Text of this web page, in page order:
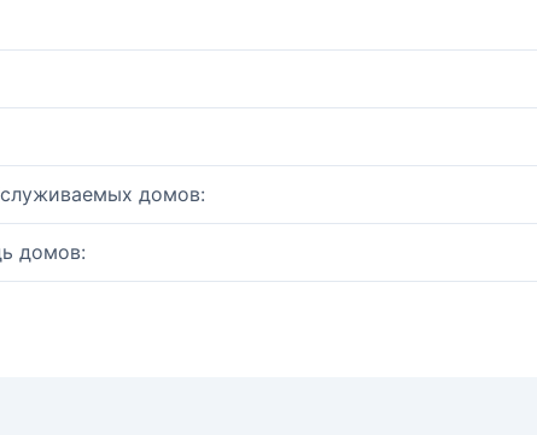
домов:
домов: